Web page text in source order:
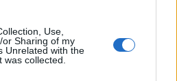
Use,
Sharing of my
Unrelated with the
collected.